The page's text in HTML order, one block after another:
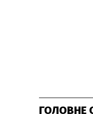
ГОЛОВНЕ